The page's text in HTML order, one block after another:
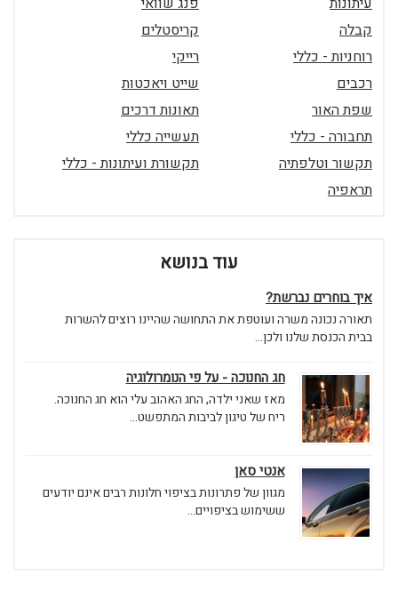
קבלה
קריסטלים
רוחניות - כללי
רייקי
רכבים
שייט ויאכטות
שפת האור
תאונות דרכים
תחבורה - כללי
תעשייה כללי
תקשור וטלפתיה
תקשורת ועיתונות - כללי
תראפיה
עוד בנושא
איך בוחרים נברשת?
תאורה נכונה משרה ועוטפת את התחושה שהיינו רוצים להשרות
בבית הכנסת שלנו ולכן...
חג החנוכה - על פי הנומרולוגיה
מאז שאני ילדה, החג האהוב עלי הוא חג החנוכה.
ריח של טיגון לביבות המתפשט...
אנטי סאן
מגוון של פתרונות בציפוי חלונות רבים אינם יודעים
ששימוש בציפויים...